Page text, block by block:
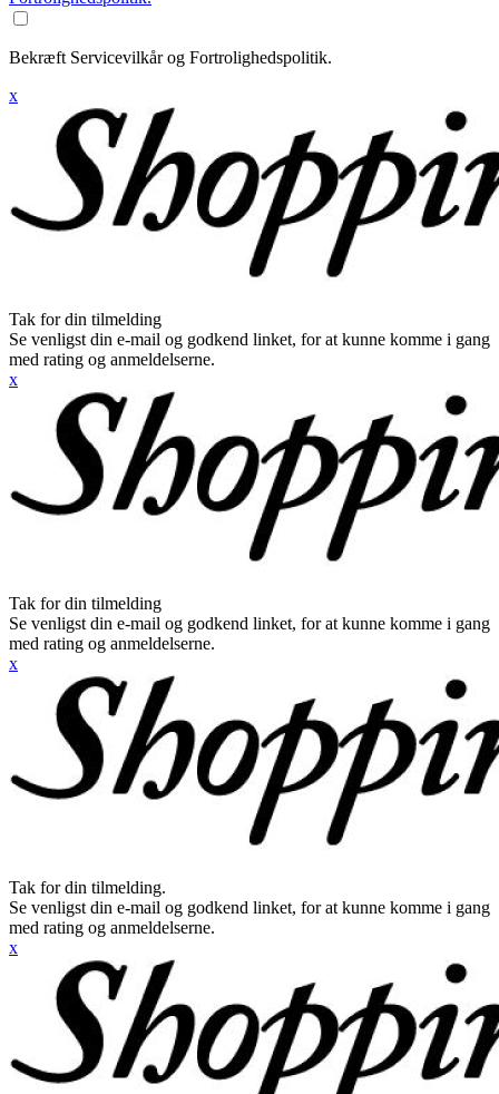
Bekræft Servicevilkår og Fortrolighedspolitik.
x
Tak for din tilmelding
Se venligst din e-mail og godkend linket, for at kunne komme i gang
med rating og anmeldelserne.
x
Tak for din tilmelding
Se venligst din e-mail og godkend linket, for at kunne komme i gang
med rating og anmeldelserne.
x
Tak for din tilmelding.
Se venligst din e-mail og godkend linket, for at kunne komme i gang
med rating og anmeldelserne.
x